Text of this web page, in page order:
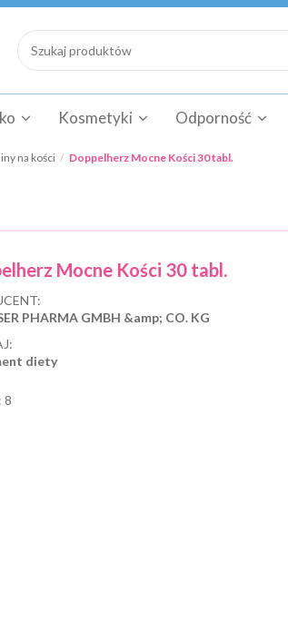
Kosmetyki Odporność
na kości Doppelherz Mocne Kości 30 tabl.
Mocne Kości 30 tabl.
PHARMA GMBH &amp; CO. KG
diety
8